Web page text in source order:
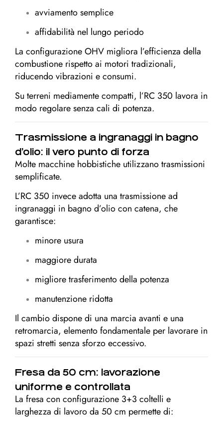
avviamento semplice
affidabilità nel lungo periodo
La configurazione OHV migliora l’efficienza della
combustione rispetto ai motori tradizionali,
riducendo vibrazioni e consumi.
Su terreni mediamente compatti, l’RC 350 lavora in
modo regolare senza cali di potenza.
Trasmissione a ingranaggi in bagno
d’olio: il vero punto di forza
Molte macchine hobbistiche utilizzano trasmissioni
semplificate.
L’RC 350 invece adotta una trasmissione ad
ingranaggi in bagno d’olio con catena, che
garantisce:
minore usura
maggiore durata
migliore trasferimento della potenza
manutenzione ridotta
Il cambio dispone di una marcia avanti e una
retromarcia, elemento fondamentale per lavorare in
spazi stretti senza sforzo eccessivo.
Fresa da 50 cm: lavorazione
uniforme e controllata
La fresa con configurazione 3+3 coltelli e
larghezza di lavoro da 50 cm permette di: